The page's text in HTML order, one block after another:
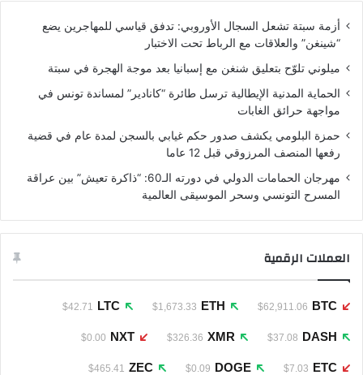
أزمة سبتة تشعل السجال الأوروبي: تدفق قياسي للمهاجرين يضع
“شينغن” والعلاقات مع الرباط تحت الاختبار
ميلوني تلوّح بتعليق شنغن مع إسبانيا بعد موجة الهجرة في سبتة
الحماية المدنية الإيطالية ترسل طائرة “كانادير” لمساندة تونس في
مواجهة حرائق الغابات
حمزة البلومي يكشف صدور حكم غيابي بالسجن لمدة عام في قضية
رفعها المنصف المرزوقي قبل 12 عاما
مهرجان الحمامات الدولي في دورته الـ60: “ذاكرة تعيش” بين عراقة
المسرح التونسي وسحر الموسيقى العالمية
العملات الرقمية
BTC
$62,911.06
ETH
$1,673.33
LTC
$42.71
DASH
$37.08
XMR
$326.36
NXT
$0.00
ETC
$7.03
DOGE
$0.09
ZEC
$465.41